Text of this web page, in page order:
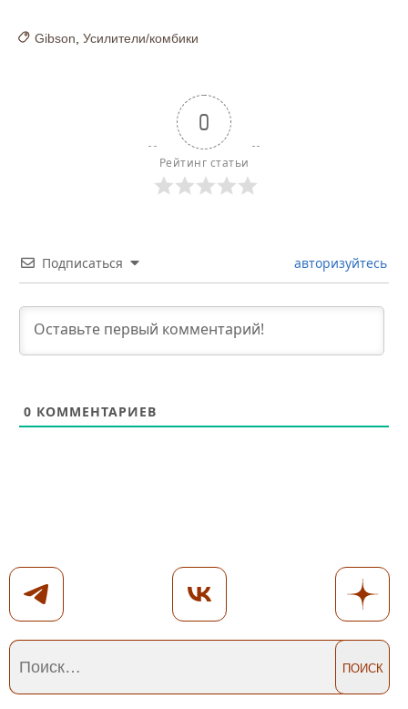
Gibson Усилители/комбики
0
Рейтинг статьи
Подписаться авторизуйтесь
0 КОММЕНТАРИЕВ